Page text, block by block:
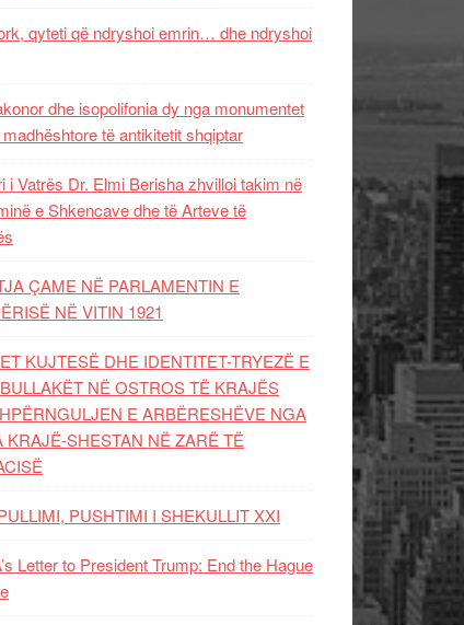
qyteti që ndryshoi emrin… dhe ndryshoi
dhe isopolifonia dy nga monumentet
të antikitetit shqiptar
i Vatrës Dr. Elmi Berisha zhvilloi takim në
e Shkencave dhe të Arteve të
ÇAME NË PARLAMENTIN E
NË VITIN 1921
KUJTESË DHE IDENTITET-TRYEZË E
NË OSTROS TË KRAJËS
E ARBËRESHËVE NGA
KRAJË-SHESTAN NË ZARË TË
PUSHTIMI I SHEKULLIT XXI
Letter to President Trump: End the Hague